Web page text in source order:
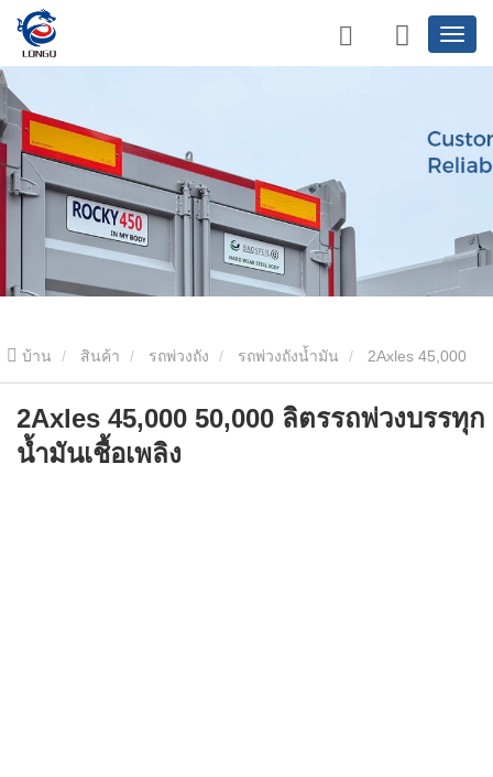
บ้าน สินค้า รถพ่วงถัง รถพ่วงถังน้ำมัน
50,000 ลิตรรถพ่วงบรรทุกน้ำมันเชื้อเพลิง
2Axles 45,000 50,000 ลิตรรถพ่วงบรรทุก
น้ำมันเชื้อเพลิง